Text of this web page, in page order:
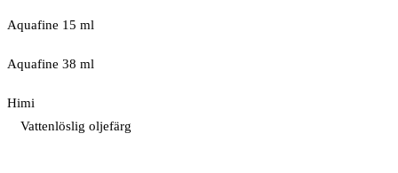
Aquafine 15 ml
Aquafine 38 ml
Himi
Vattenlöslig oljefärg